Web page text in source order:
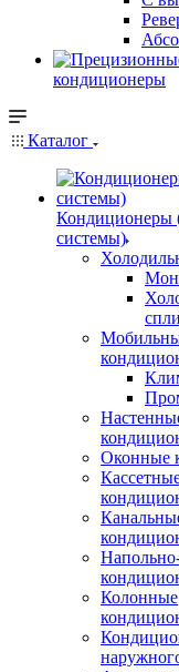
кондиционеры
Каталог
Кондиционеры
системы)
Оконные
Колонные